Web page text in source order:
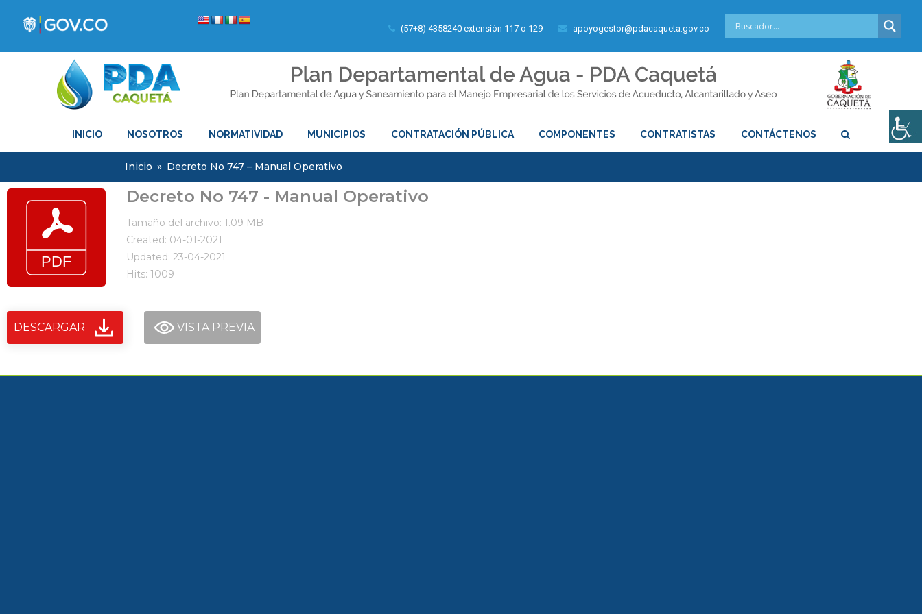
(57+8) 4358240 extensión 117 o 129 apoyogestor@pdacaqueta.gov.co
INICIO NOSOTROS NORMATIVIDAD MUNICIPIOS CONTRATACIÓN PÚBLICA COMPONENTES CONTRATISTAS CONTÁCTENOS
Inicio » Decreto No 747 – Manual Operativo
Decreto No 747 - Manual Operativo
Tamaño del archivo: 1.09 MB
Created: 04-01-2021
Updated: 23-04-2021
Hits: 1009
DESCARGAR VISTA PREVIA